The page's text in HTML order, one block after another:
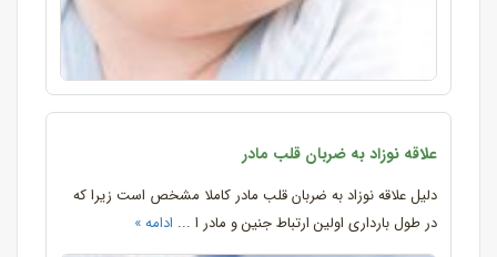
علاقه نوزاد به ضربان قلب مادر
دلیل علاقه نوزاد به ضربان قلب مادر کاملا مشخص است زیرا که
در طول بارداری اولین ارتباط جنین و مادر ا ... ادامه »